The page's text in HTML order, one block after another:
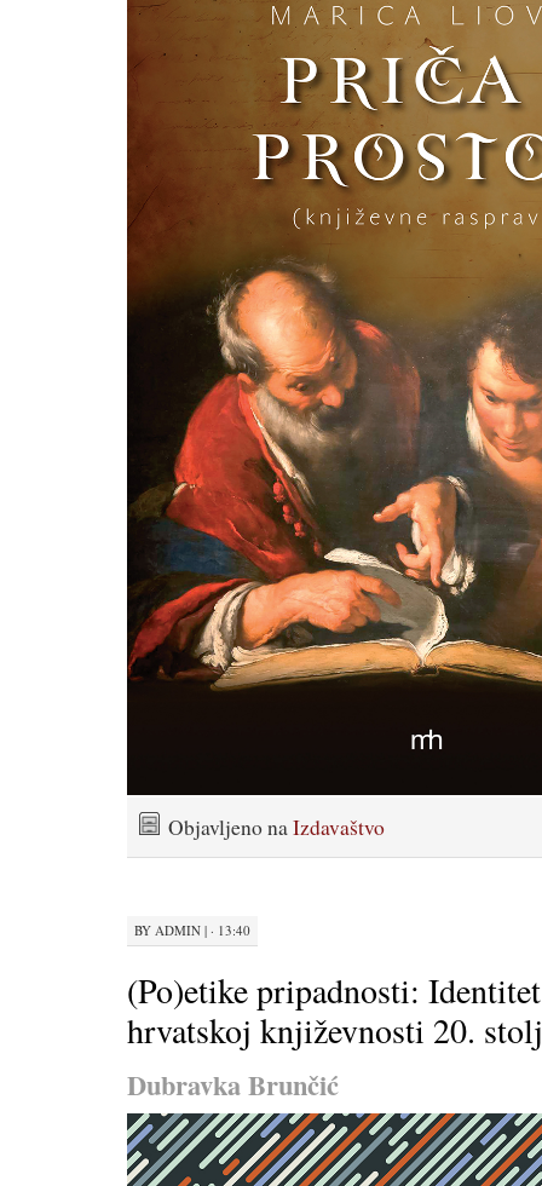
Objavljeno naIzdavaštvo
BY ADMIN | · 13:40
(Po)etike pripadnosti:
hrvatskoj književnosti 20.
Dubravka Brunčić